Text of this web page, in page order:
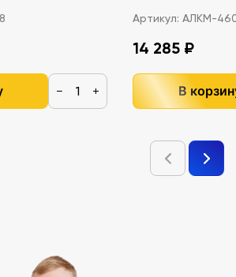
− +
Артикул: АЛКМ-
14 285 ₽
В